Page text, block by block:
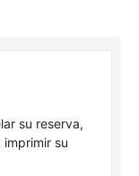
su reserva,
su